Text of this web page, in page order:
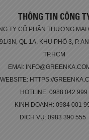
THÔNG TIN CÔNG
TY CỔ PHẦN THƯƠNG MẠI
3N, QL 1A, KHU PHỐ 3, P.
TP.HCM
EMAI:
WEBSITE: HTTPS://
HOTLINE: 0988 042 999
KINH DOANH: 0984 001
DỊCH VỤ: 0983 390 555